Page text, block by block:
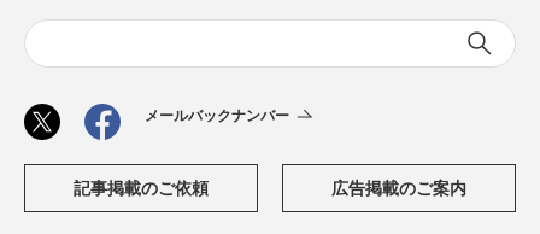
メールバックナンバー
記事掲載のご依頼 広告掲載のご案内